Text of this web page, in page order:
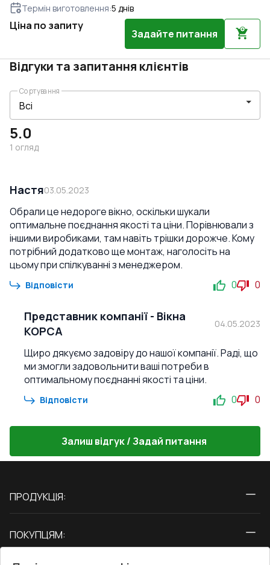
Термін виготовлення:5 днів
Ціна по запиту
Задайте питання
Відгуки та запитання клієнтів
5.0
1 огляд
Сортування
Настя03.05.2023
Обрали це недороге вікно, оскільки шукали
оптимальне поєднання якості та ціни. Порівнювали з
іншими виробиками, там навіть трішки дорожче. Кому
потрібний додатково ще монтаж, наголосіть на
цьому при спілкуванні з менеджером.
Відповісти 0 0
Представник компанії - Вікна
КОРСА
04.05.2023
Щиро дякуємо задовіру до нашої компанії. Раді, що
ми змогли задовольнити ваші потреби в
оптимальному поєднанні якості та ціни.
Відповісти 0 0
Залиш відгук / Задай питання
ПРОДУКЦІЯ:
Двері
ПОКУПЦЯМ: